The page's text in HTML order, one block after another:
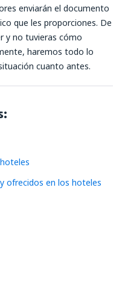
enviarán el documento
que les proporciones. De
y no tuvieras cómo
haremos todo lo
cuanto antes.
ofrecidos en los hoteles